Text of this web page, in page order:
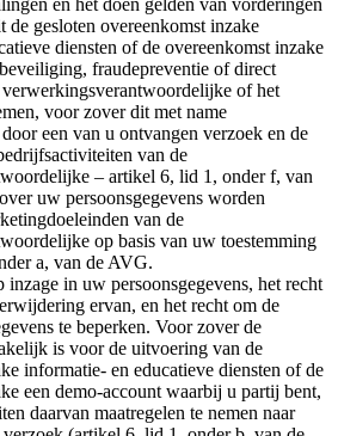
en het doen gelden van vorderingen
gesloten overeenkomst inzake
diensten of de overeenkomst inzake
fraudepreventie of direct
of het
voor zover dit met name
een van u ontvangen verzoek en de
van de
– artikel 6, lid 1, onder f, van
uw persoonsgegevens worden
van de
op basis van uw toestemming
a, van de AVG.
inzage in uw persoonsgegevens, het recht
ervan, en het recht om de
te beperken. Voor zover de
is voor de uitvoering van de
informatie- en educatieve diensten of de
een demo-account waarbij u partij bent,
daarvan maatregelen te nemen naar